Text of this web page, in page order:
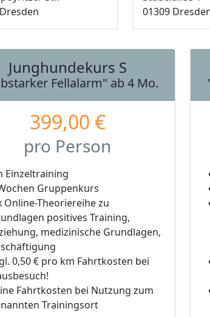
01309
Junghundekurs S
Fellalarm" ab 4 Mo.
399,00 €
pro Person
Einzeltraining
Gruppenkurs
Online-Theoriereihe zu
positives Training,
medizinische Grundlagen,
0,50 € pro km Fahrtkosten bei
Fahrtkosten bei Nutzung zum
Trainingsort